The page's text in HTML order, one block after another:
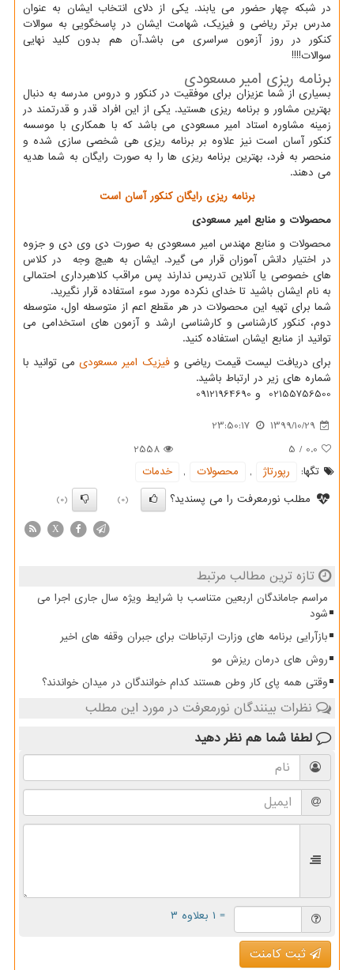
در شبکه چهار حضور می یابند. یکی از دلای انتخاب ایشان به عنوان
مدرس برتر ریاضی و فیزیک، شهامت ایشان در پاسخگویی به سوالات
کنکور در روز آزمون سراسری می باشد.آن هم بدون کلید نهایی
سوالات!!!!
برنامه ریزی امیر مسعودی
بسیاری از شما عزیزان برای موفقیت در کنکور و دروس مدرسه به دنبال
بهترین مشاور و برنامه ریزی هستید. یکی از این افراد قدر و قدرتمند در
زمینه مشاوره استاد امیر مسعودی می باشد که با همکاری با موسسه
کنکور آسان است نیز علاوه بر برنامه ریزی هی شخصی سازی شده و
منحصر به فرد، بهترین برنامه ریزی ها را به صورت رایگان به شما هدیه
می دهند.
برنامه ریزی رایگان کنکور آسان است
محصولات و منابع امیر مسعودی
محصولات و منابع مهندس امیر مسعودی به صورت دی وی دی و جزوه
در اختیار دانش آموزان قرار می گیرد. ایشان به هیچ وجه در کلاس
های خصوصی یا آنلاین تدریس ندارند پس مراقب کلاهبرداری احتمالی
به نام ایشان باشید تا خدای نکرده مورد سوء استفاده قرار نگیرید.
شما برای تهیه این محصولات در هر مقطع اعم از متوسطه اول، متوسطه
دوم، کنکور کارشناسی و کارشناسی ارشد و آزمون های استخدامی می
توانید از منابع ایشان استفاده کنید.
برای دریافت لیست قیمت ریاضی وفیزیک امیر مسعودیمی توانید با
شماره های زیر در ارتباط باشید.
02155756500 و 09121964690
1399/10/29
23:50:17
0.0
/
5
2558
تگها:
رپورتاژ , محصولات ,
خدمات
مطلب نورمعرفت را می پسندید؟
(0)
(0)
X
تازه ترین مطالب مرتبط
مراسم جاماندگان اربعین متناسب با شرایط ویژه سال جاری اجرا می
شود
بازآرایی برنامه های وزارت ارتباطات برای جبران وقفه های اخیر
روش های درمان ریزش مو
وقتی همه پای کار وطن هستند کدام خوانندگان در میدان خواندند؟
نظرات بینندگان نورمعرفت در مورد این مطلب
لطفا شما هم نظر دهید
= ۱ بعلاوه ۳
ثبت کامنت